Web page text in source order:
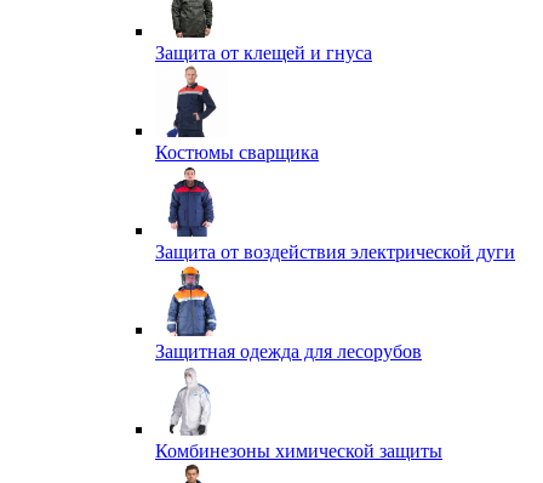
Защита от клещей и гнуса
Костюмы сварщика
Защита от воздействия электрической дуги
Защитная одежда для лесорубов
Комбинезоны химической защиты